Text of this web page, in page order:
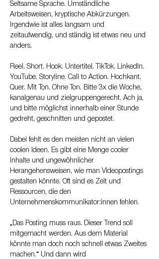
Seltsame Sprache. Umständliche
Arbeitsweisen, kryptische Abkürzungen.
Irgendwie ist alles langsam und
zeitaufwendig, und ständig ist etwas neu und
anders.
Reel. Short. Hook. Untertitel. TikTok. LinkedIn.
YouTube. Storyline. Call to Action. Hochkant.
Quer. Mit Ton. Ohne Ton. Bitte 3x die Woche,
kanalgenau und zielgruppengerecht. Ach ja,
und bitte möglichst innerhalb einer Stunde
gedreht, geschnitten und gepostet.
Dabei fehlt es den meisten nicht an vielen
coolen Ideen. Es gibt eine Menge cooler
Inhalte und ungewöhnlicher
Herangehensweisen, wie man Videopostings
gestalten könnte. Oft sind es Zeit und
Ressourcen, die den
Unternehmenskommunikator:innen fehlen.
„Das Posting muss raus. Dieser Trend soll
mitgemacht werden. Aus dem Material
könnte man doch noch schnell etwas Zweites
machen.“ Und dann wird